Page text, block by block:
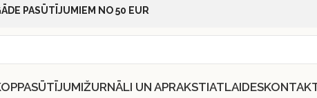
PASŪTĪJUMIEM NO 50 EUR
ŽURNĀLI UN APRAKSTIATLAIDES